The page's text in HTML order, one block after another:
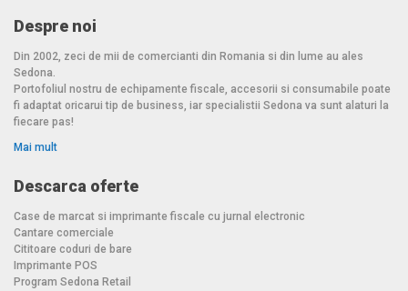
Despre noi
Din 2002, zeci de mii de comercianti din Romania si din lume au ales
Sedona.
Portofoliul nostru de echipamente fiscale, accesorii si consumabile poate
fi adaptat oricarui tip de business, iar specialistii Sedona va sunt alaturi la
fiecare pas!
Mai mult
Descarca oferte
Case de marcat si imprimante fiscale cu jurnal electronic
Cantare comerciale
Cititoare coduri de bare
Imprimante POS
Program Sedona Retail